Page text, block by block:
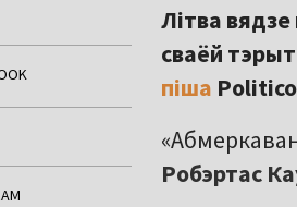
Літва
сваёй
піша
Робэртас